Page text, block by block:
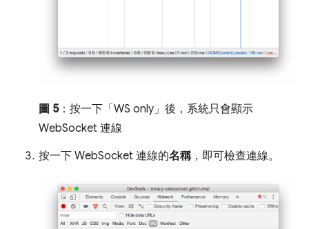
圖 5：按一下「WS only」後，系統只會顯示
WebSocket 連線
按一下 WebSocket 連線的名稱，即可檢查連線。